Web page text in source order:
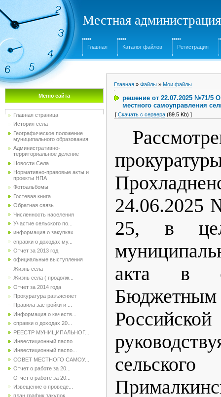
Местная
Главная Каталог файлов Регистрация
Меню сайта
Главная страница
История села
Географическое положение
муниципального образования
Административно-
территориальное деление
Новости Села
Нормативно-правовые акты и
проекты НПА
Фотоальбомы
Гостевая книга
Обратная связь
Численность населения
Участие сельского по...
информация о закупках
справки о доходах му...
Отчет за 2013 год
официальные выступления
Жизнь села
Жизнь села ( продолж...
Отчет за 2014 года
Прокуратура разъясняет
Правила застройки и ...
Информация о качеств...
справки о доходах 20...
РЕЕСТР МУНИЦИПАЛЬНОГ...
Инвестиционный паспо...
Инвестиционный паспо...
СОВЕТ МЕСТНОГО САМОУ...
Отчет о работе за 20...
Отчет о работе за 20...
Извещение о проведе...
план график закупок ...
Главная » Файлы » Мои файлы
решение от 22.07.2025 №71/5
местного самоуправления
[ Скачать с сервера (89.5 Kb) ]
24.06.2025
25, в
акта в